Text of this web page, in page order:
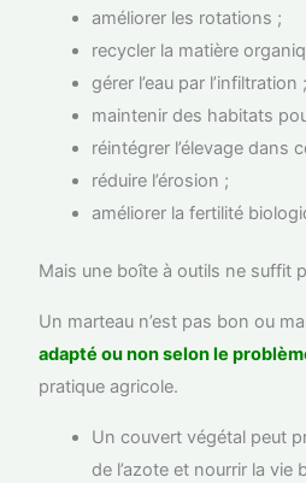
améliorer les rotations ;
recycler la matière
gérer l’eau par l’infiltration ;
maintenir des habitats
réintégrer l’élevage dans
réduire l’érosion ;
améliorer la fertilité
Mais une boîte à outils ne suffit
Un marteau n’est pas bon ou
adapté ou non selon le
pratique agricole.
Un couvert végétal peut
de l’azote et nourrir la vie